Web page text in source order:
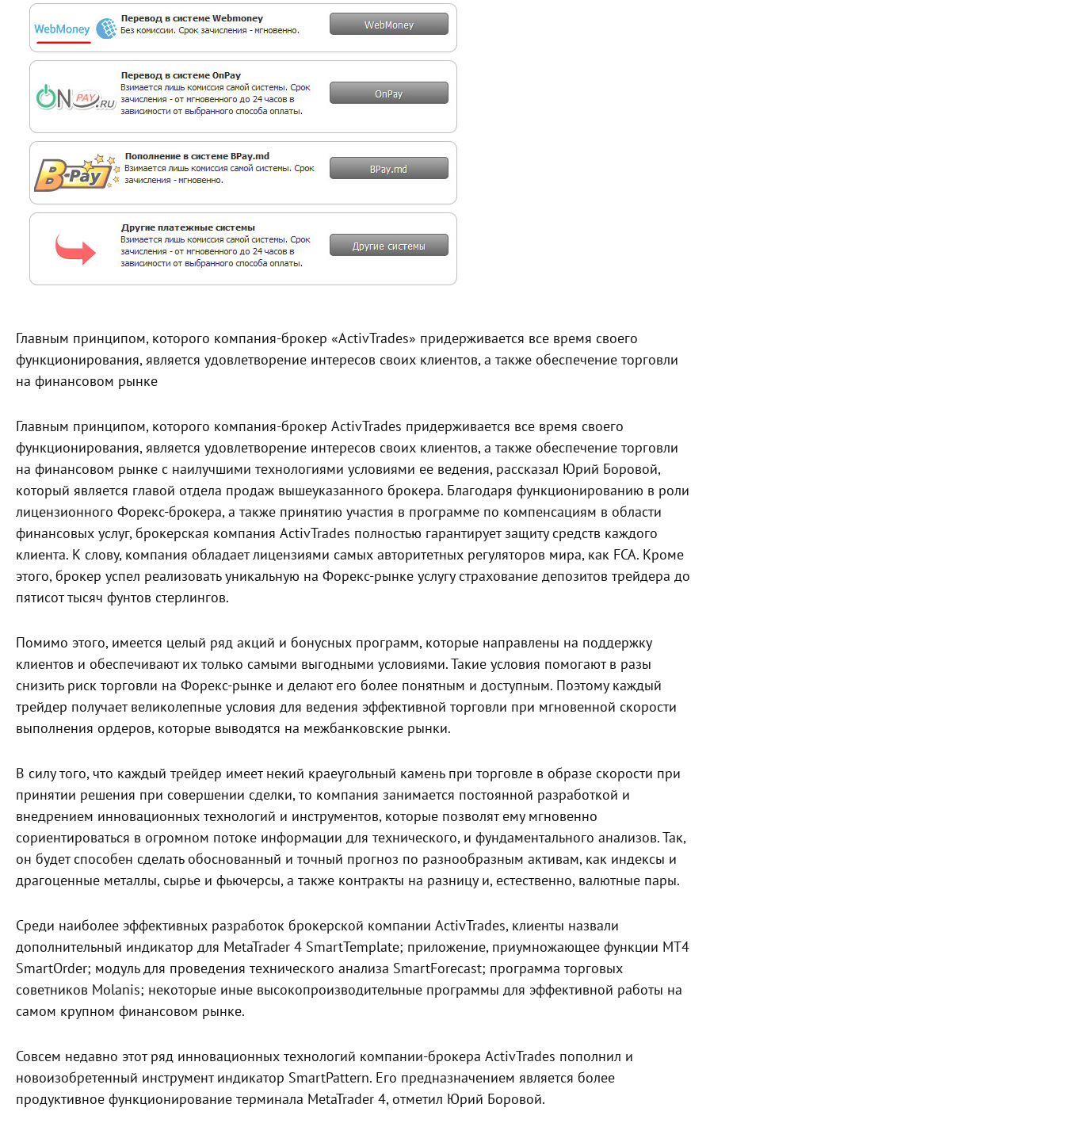
Главным принципом, которого компания-брокер «ActivTrades» придерживается все время своего
функционирования, является удовлетворение интересов своих клиентов, а также обеспечение торговли
на финансовом рынке
Главным принципом, которого компания-брокер ActivTrades придерживается все время своего
функционирования, является удовлетворение интересов своих клиентов, а также обеспечение торговли
на финансовом рынке с наилучшими технологиями условиями ее ведения, рассказал Юрий Боровой,
который является главой отдела продаж вышеуказанного брокера. Благодаря функционированию в роли
лицензионного Форекс-брокера, а также принятию участия в программе по компенсациям в области
финансовых услуг, брокерская компания ActivTrades полностью гарантирует защиту средств каждого
клиента. К слову, компания обладает лицензиями самых авторитетных регуляторов мира, как FCA. Кроме
этого, брокер успел реализовать уникальную на Форекс-рынке услугу страхование депозитов трейдера до
пятисот тысяч фунтов стерлингов.
Помимо этого, имеется целый ряд акций и бонусных программ, которые направлены на поддержку
клиентов и обеспечивают их только самыми выгодными условиями. Такие условия помогают в разы
снизить риск торговли на Форекс-рынке и делают его более понятным и доступным. Поэтому каждый
трейдер получает великолепные условия для ведения эффективной торговли при мгновенной скорости
выполнения ордеров, которые выводятся на межбанковские рынки.
В силу того, что каждый трейдер имеет некий краеугольный камень при торговле в образе скорости при
принятии решения при совершении сделки, то компания занимается постоянной разработкой и
внедрением инновационных технологий и инструментов, которые позволят ему мгновенно
сориентироваться в огромном потоке информации для технического, и фундаментального анализов. Так,
он будет способен сделать обоснованный и точный прогноз по разнообразным активам, как индексы и
драгоценные металлы, сырье и фьючерсы, а также контракты на разницу и, естественно, валютные пары.
Среди наиболее эффективных разработок брокерской компании ActivTrades, клиенты назвали
дополнительный индикатор для MetaTrader 4 SmartTemplate; приложение, приумножающее функции МТ4
SmartOrder; модуль для проведения технического анализа SmartForecast; программа торговых
советников Molanis; некоторые иные высокопроизводительные программы для эффективной работы на
самом крупном финансовом рынке.
Совсем недавно этот ряд инновационных технологий компании-брокера ActivTrades пополнил и
новоизобретенный инструмент индикатор SmartPattern. Его предназначением является более
продуктивное функционирование терминала MetaTrader 4, отметил Юрий Боровой.